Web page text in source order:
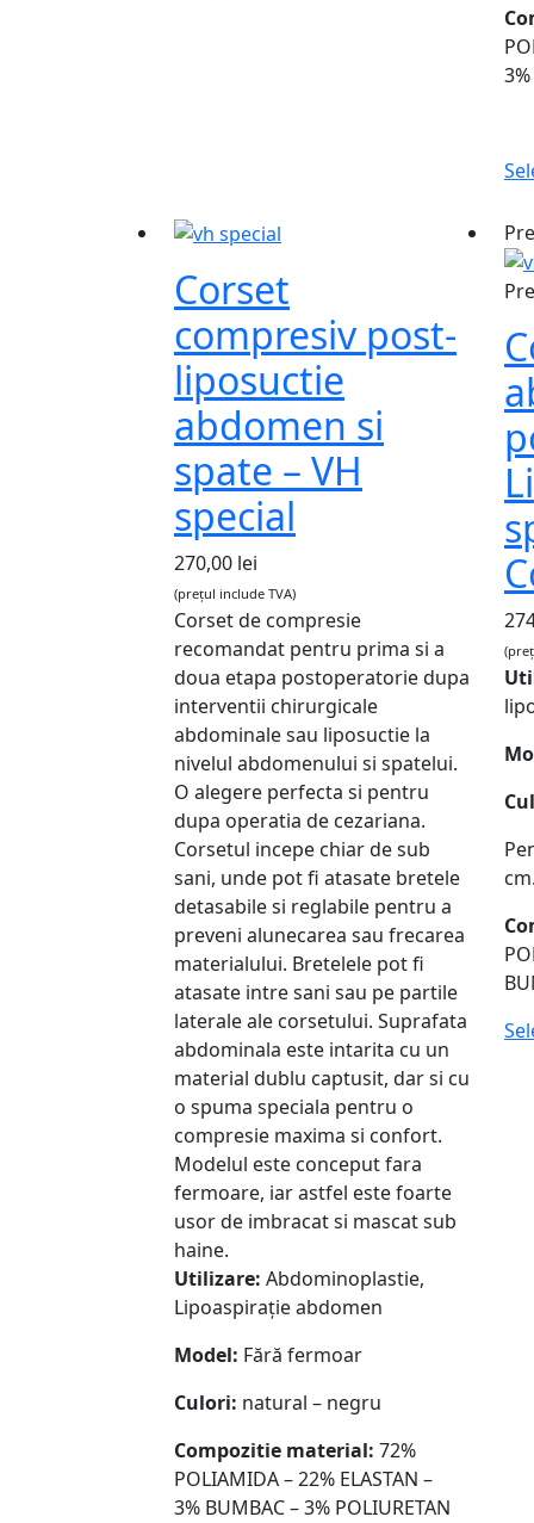
Corset
compresiv post-
liposuctie
abdomen si
spate – VH
special
270,00 lei
(prețul include TVA)
Corset de compresie
recomandat pentru prima si a
doua etapa postoperatorie dupa
interventii chirurgicale
abdominale sau liposuctie la
nivelul abdomenului si spatelui.
O alegere perfecta si pentru
dupa operatia de cezariana.
Corsetul incepe chiar de sub
sani, unde pot fi atasate bretele
detasabile si reglabile pentru a
preveni alunecarea sau frecarea
materialului. Bretelele pot fi
atasate intre sani sau pe partile
laterale ale corsetului. Suprafata
abdominala este intarita cu un
material dublu captusit, dar si cu
o spuma speciala pentru o
compresie maxima si confort.
Modelul este conceput fara
fermoare, iar astfel este foarte
usor de imbracat si mascat sub
haine.
Utilizare: Abdominoplastie,
Lipoaspirație abdomen
Model: Fără fermoar
Culori: natural – negru
Compozitie material: 72%
POLIAMIDA – 22% ELASTAN –
3% BUMBAC – 3% POLIURETAN
cm.